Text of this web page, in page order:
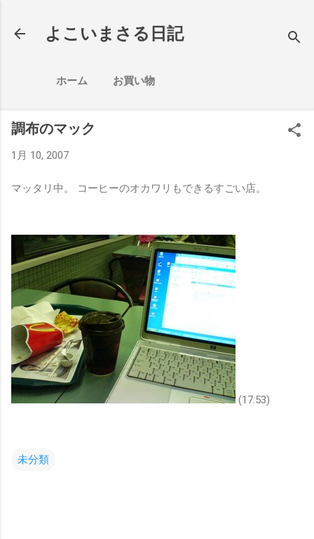
よこいまさる日記
ホーム お買い物
調布のマック
1月 10, 2007
マッタリ中。 コーヒーのオカワリもできるすごい店。
(17:53)
未分類